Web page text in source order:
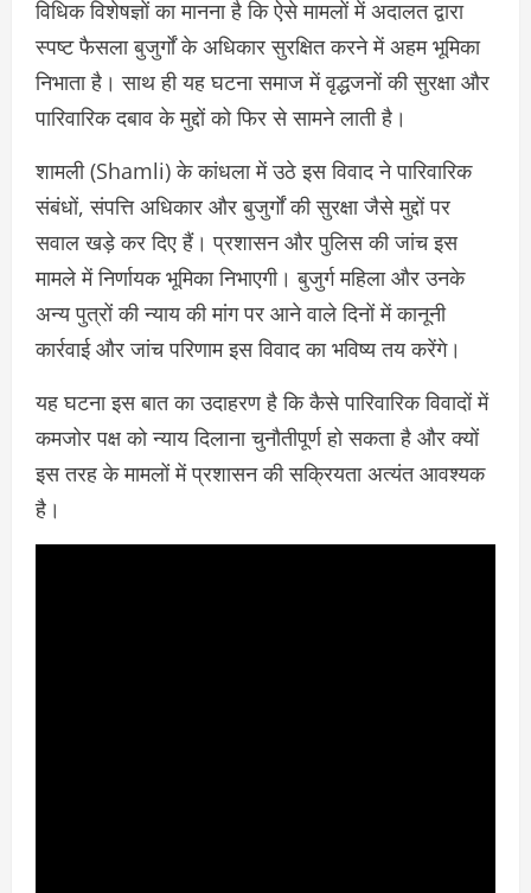
विधिक विशेषज्ञों का मानना है कि ऐसे मामलों में अदालत द्वारा
स्पष्ट फैसला बुजुर्गों के अधिकार सुरक्षित करने में अहम भूमिका
निभाता है। साथ ही यह घटना समाज में वृद्धजनों की सुरक्षा और
पारिवारिक दबाव के मुद्दों को फिर से सामने लाती है।
शामली (Shamli) के कांधला में उठे इस विवाद ने पारिवारिक
संबंधों, संपत्ति अधिकार और बुजुर्गों की सुरक्षा जैसे मुद्दों पर
सवाल खड़े कर दिए हैं। प्रशासन और पुलिस की जांच इस
मामले में निर्णायक भूमिका निभाएगी। बुजुर्ग महिला और उनके
अन्य पुत्रों की न्याय की मांग पर आने वाले दिनों में कानूनी
कार्रवाई और जांच परिणाम इस विवाद का भविष्य तय करेंगे।
यह घटना इस बात का उदाहरण है कि कैसे पारिवारिक विवादों में
कमजोर पक्ष को न्याय दिलाना चुनौतीपूर्ण हो सकता है और क्यों
इस तरह के मामलों में प्रशासन की सक्रियता अत्यंत आवश्यक
है।